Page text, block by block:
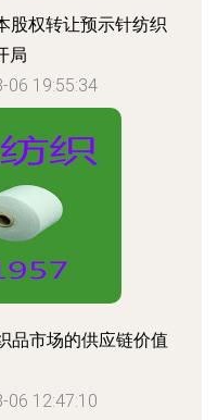
股权转让预示针纺织
局
06 19:55:34
品市场的供应链价值
06 12:47:10